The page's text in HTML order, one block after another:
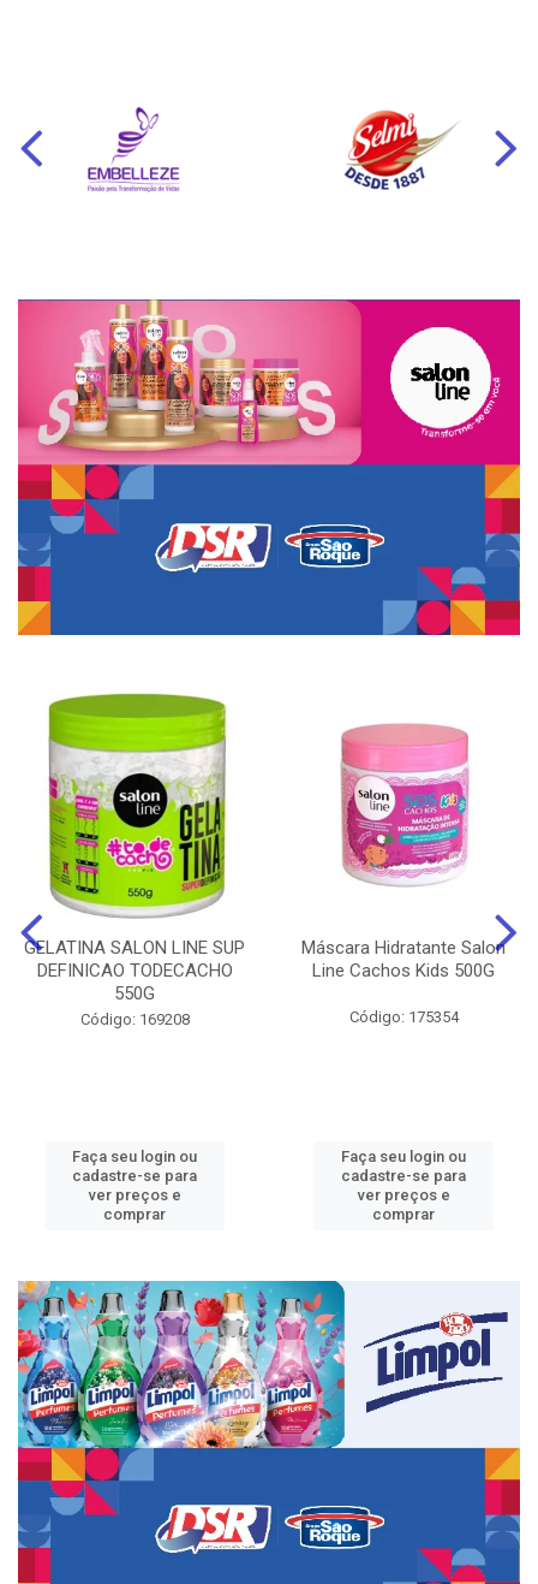
GELATINA SALON LINE SUP
DEFINICAO TODECACHO
550G
Código: 169208
Faça seu login ou
cadastre-se para
ver preços e
comprar
Máscara Hidratante Salon
Line Cachos Kids 500G
Código: 175354
Faça seu login ou
cadastre-se para
ver preços e
comprar